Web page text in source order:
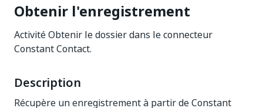
Obtenir l'enregistrement
Activité Obtenir le dossier dans le connecteur
Constant Contact.
Description
Récupère un enregistrement à partir de Constant